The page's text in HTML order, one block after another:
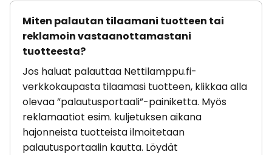
Miten palautan tilaamani tuotteen tai
reklamoin vastaanottamastani
tuotteesta?
Jos haluat palauttaa Nettilamppu.fi-
verkkokaupasta tilaamasi tuotteen, klikkaa alla
olevaa ”palautusportaali”-painiketta. Myös
reklamaatiot esim. kuljetuksen aikana
hajonneista tuotteista ilmoitetaan
palautusportaalin kautta. Löydät